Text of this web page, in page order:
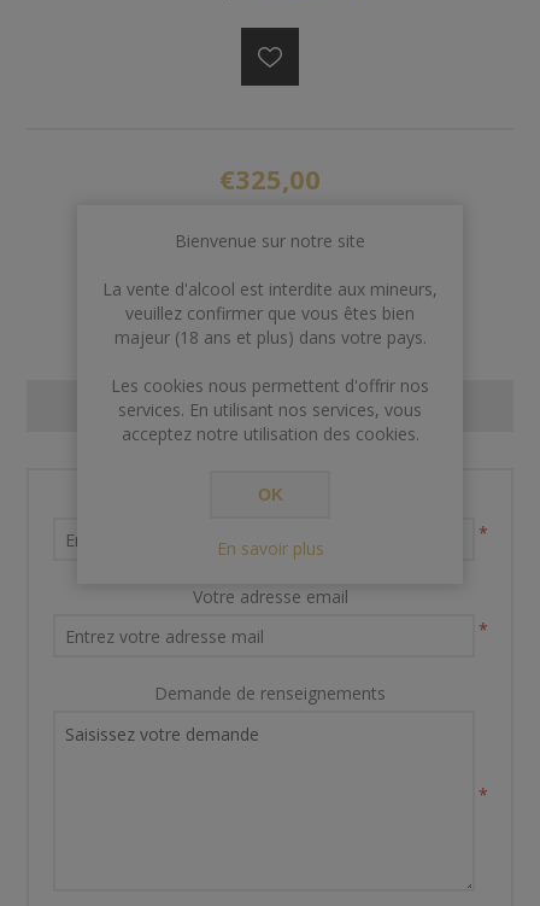
€325,00
AJOUTER AU PANIER
CONTACT US
Nom et prénom
*
Votre adresse email
*
Demande de renseignements
*
Bienvenue sur notre site
La vente d'alcool est interdite aux mineurs,
veuillez confirmer que vous êtes bien
majeur (18 ans et plus) dans votre pays.
Les cookies nous permettent d'offrir nos
services. En utilisant nos services, vous
acceptez notre utilisation des cookies.
OK
En savoir plus